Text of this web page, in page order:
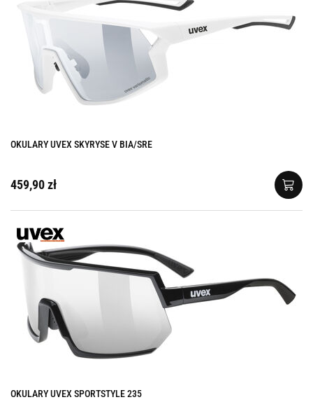
OKULARY UVEX SKYRYSE V BIA/SRE
459,90 zł
OKULARY UVEX SPORTSTYLE 235